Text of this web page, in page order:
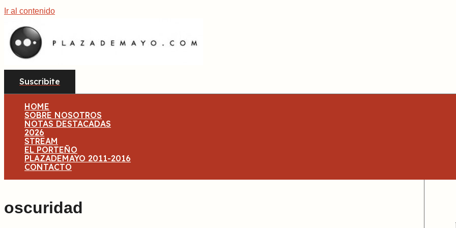
Ir al contenido
Suscribite
HOME
SOBRE NOSOTROS
NOTAS DESTACADAS
2026
STREAM
EL PORTEÑO
PLAZADEMAYO 2011-2016
CONTACTO
oscuridad